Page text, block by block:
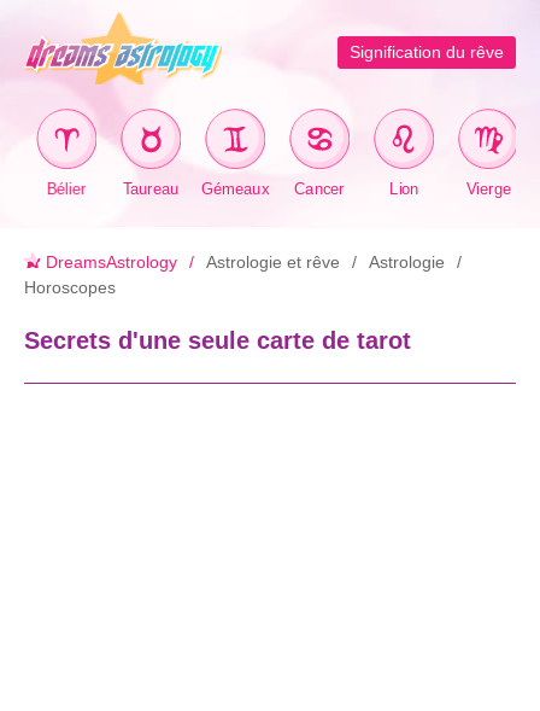
Signification du rêve
Bélier Taureau Gémeaux Cancer Lion Vierge
DreamsAstrology Astrologie et rêve
Astrologie
Horoscopes
Secrets d'une seule carte de tarot